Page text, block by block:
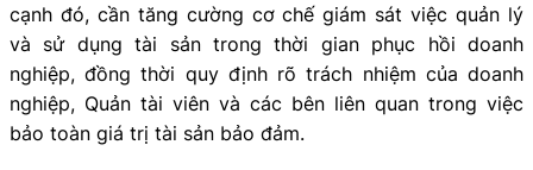
cạnh đó, cần tăng cường cơ chế giám sát việc quản lý
và sử dụng tài sản trong thời gian phục hồi doanh
nghiệp, đồng thời quy định rõ trách nhiệm của doanh
nghiệp, Quản tài viên và các bên liên quan trong việc
bảo toàn giá trị tài sản bảo đảm.